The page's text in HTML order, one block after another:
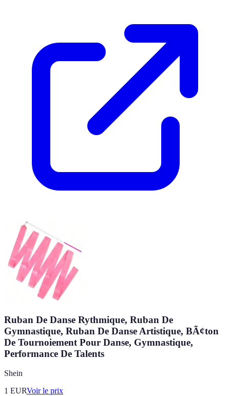
Ruban De Danse Rythmique, Ruban De
Gymnastique, Ruban De Danse Artistique, BÃ¢ton
De Tournoiement Pour Danse, Gymnastique,
Performance De Talents
Shein
1 EURVoir le prix